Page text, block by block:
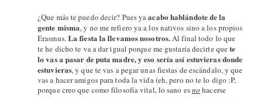
¿Que más te puedo decir? Pues yaacabo hablándote de la
gente misma, y no me refiero ya a los nativos sino a los propios
Erasmus.La fiesta la llevamos nosotros.Al final todo lo que
te he dicho te va a dar igual porque me gustaría decirte quete
lo vas a pasar de puta madre, y eso sería así estuvieras donde
estuvieras, y que te vas a pegar unas fiestas de escándalo, y que
vas a hacer amigos para toda la vida (eh, pero no te lo digo :P,
porque creo que como filosofía vital, lo sano esno hacerse